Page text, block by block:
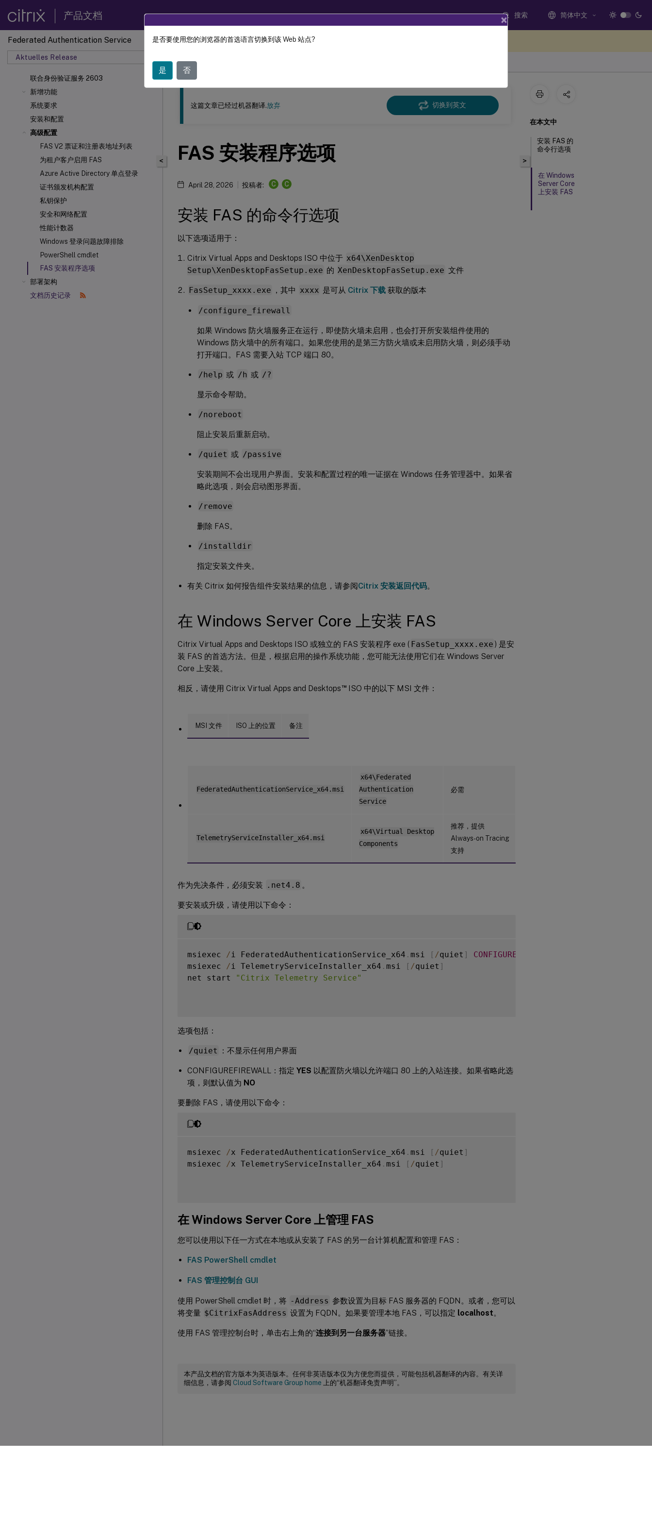
产品文档 搜索 简体中文
Federated Authentication Service
Aktuelles Release
联合身份验证服务 2603
新增功能
系统要求
安装和配置
高级配置
FAS V2 票证和注册表地址列表
为租户客户启用 FAS
Azure Active Directory 单点登录
证书颁发机构配置
私钥保护
安全和网络配置
性能计数器
Windows 登录问题故障排除
PowerShell cmdlet
FAS 安装程序选项
部署架构
文档历史记录
此内容已经过机器动态翻译。
<
这篇文章已经过机器翻译.放弃 切换到英文
FAS 安装程序选项
April 28, 2026 投稿者: C C
安装 FAS 的命令行选项
以下选项适用于：
Citrix Virtual Apps and Desktops ISO 中位于 x64\XenDesktop
Setup\XenDesktopFasSetup.exe 的 XenDesktopFasSetup.exe 文件
FasSetup_xxxx.exe ，其中 xxxx 是可从 Citrix 下载获取的版本
/configure_firewall
如果 Windows 防火墙服务正在运行，即使防火墙未启用，也会打开所安装组件使用的
Windows 防火墙中的所有端口。如果您使用的是第三方防火墙或未启用防火墙，则必须手动
打开端口。FAS 需要入站 TCP 端口 80。
/help 或 /h 或 /?
显示命令帮助。
/noreboot
阻止安装后重新启动。
/quiet 或 /passive
安装期间不会出现用户界面。安装和配置过程的唯一证据在 Windows 任务管理器中。如果省
略此选项，则会启动图形界面。
/remove
删除 FAS。
/installdir
指定安装文件夹。
有关 Citrix 如何报告组件安装结果的信息，请参阅Citrix 安装返回代码。
在 Windows Server Core 上安装 FAS
Citrix Virtual Apps and Desktops ISO 或独立的 FAS 安装程序 exe ( FasSetup_xxxx.exe ) 是安
装 FAS 的首选方法。但是，根据启用的操作系统功能，您可能无法使用它们在 Windows Server
Core 上安装。
相反，请使用 Citrix Virtual Apps and Desktops™ISO 中的以下 MSI 文件：
MSI 文件 ISO 上的位置 备注
FederatedAuthenticationService_x64.msi
x64\Federated
Authentication
Service
必需
TelemetryServiceInstaller_x64.msi
x64\Virtual Desktop
Components
推荐，提供
Always-on Tracing
支持
作为先决条件，必须安装 .net4.8 。
要安装或升级，请使用以下命令：
msiexec / i FederatedAuthenticationService_x64 . msi [ /quiet ] CONFIGUREFIREWALL
msiexec
/ i TelemetryServiceInstaller_x64 . msi [ /quiet ]
net start
"Citrix Telemetry Service"
选项包括：
/quiet ：不显示任何用户界面
CONFIGUREFIREWALL：指定 YES 以配置防火墙以允许端口 80 上的入站连接。如果省略此选
项，则默认值为 NO
要删除 FAS，请使用以下命令：
msiexec /x FederatedAuthenticationService_x64 . msi [ /quiet ]
msiexec
/x TelemetryServiceInstaller_x64 . msi [ /quiet ]
在 Windows Server Core 上管理 FAS
您可以使用以下任一方式在本地或从安装了 FAS 的另一台计算机配置和管理 FAS：
FAS PowerShell cmdlet
FAS 管理控制台 GUI
使用 PowerShell cmdlet 时，将 -Address 参数设置为目标 FAS 服务器的 FQDN。或者，您可以
将变量 $CitrixFasAddress 设置为 FQDN。如果要管理本地 FAS，可以指定 localhost。
使用 FAS 管理控制台时，单击右上角的“连接到另一台服务器”链接。
本产品文档的官方版本为英语版本。任何非英语版本仅为方便您而提供，可能包括机器翻译的内容。有关详
细信息，请参阅 Cloud Software Group home 上的“机器翻译免责声明”。
>
在本文中
安装 FAS 的
命令行选项
在 Windows
Server Core
上安装 FAS
×
是否要使用您的浏览器的首选语言切换到该 Web 站点?
是 否